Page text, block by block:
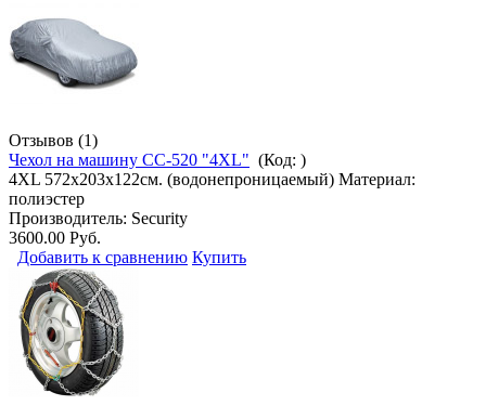
Отзывов (1)
Чехол на машину CC-520 "4XL" (Код: )
4XL 572х203х122см. (водонепроницаемый) Материал:
полиэстер
Производитель: Security
3600.00 Руб.
Добавить к сравнению Купить